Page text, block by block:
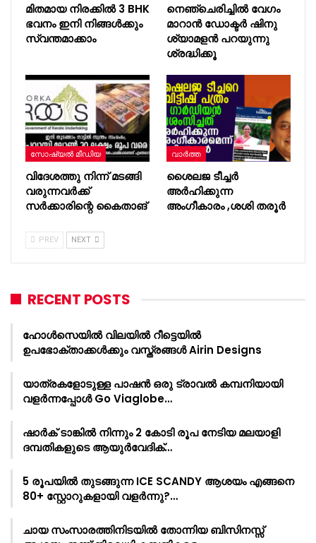
മിതമായ നിരക്കിൽ 3 BHK
ഭവനം ഇനി നിങ്ങൾക്കും
സ്വന്തമാക്കാം
നെഞ്ചെരിച്ചില്‍ വേഗം
മാറാന്‍ ഡോക്ടര്‍ ഷിനു
ശ്യാമളന്‍ പറയുന്നു
ശ്രദ്ധിക്കൂ
സോഷ്യൽ മീഡിയ
വിദേശത്തു നിന്ന് മടങ്ങി
വരുന്നവർക്ക്
സർക്കാരിന്റെ കൈതാങ്
വാർത്ത
ശൈലജ ടീച്ചർ
അർഹിക്കുന്ന
അംഗീകാരം ,ശശി തരൂർ
PREV NEXT
RECENT POSTS
ഹോൾസെയിൽ വിലയിൽ റീട്ടെയിൽ
ഉപഭോക്താക്കൾക്കും വസ്ത്രങ്ങൾ Airin Designs
യാത്രകളോടുള്ള പാഷൻ ഒരു ട്രാവൽ കമ്പനിയായി
വളർന്നപ്പോൾ Go Viaglobe…
ഷാർക്‌ ടാങ്കിൽ നിന്നും 2 കോടി രൂപ നേടിയ മലയാളി
ദമ്പതികളുടെ ആയുർവേദിക്…
5 രൂപയിൽ തുടങ്ങുന്ന ICE SCANDY ആശയം എങ്ങനെ
80+ സ്റ്റോറുകളായി വളർന്നു?…
ചായ സംസാരത്തിനിടയിൽ തോന്നിയ ബിസിനസ്സ്